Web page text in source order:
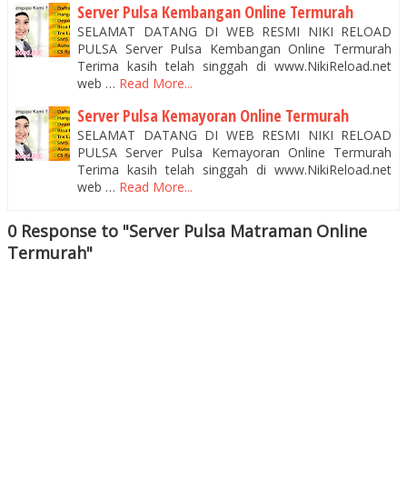
Server Pulsa Kembangan Online Termurah
SELAMAT DATANG DI WEB RESMI NIKI RELOAD
PULSA Server Pulsa Kembangan Online Termurah
Terima kasih telah singgah di www.NikiReload.net
web … Read More...
Server Pulsa Kemayoran Online Termurah
SELAMAT DATANG DI WEB RESMI NIKI RELOAD
PULSA Server Pulsa Kemayoran Online Termurah
Terima kasih telah singgah di www.NikiReload.net
web … Read More...
0 Response to "Server Pulsa Matraman Online
Termurah"